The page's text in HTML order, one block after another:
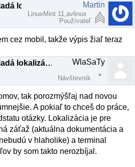
Martin
LinuxMint 11,avlinux
Používateľ
cez mobil, takže výpis žiaľ teraz
Re: kam sa ukladá lokalizácia?
WlaSaTy
Návštevník
tak porozmýšľaj nad novou
A pokiaľ to chceš do práce,
otázky. Lokalizácia je pre
záťaž (aktuálna dokumentácia a
v hlaholike) a terminal
by som takto nerozbíjal.